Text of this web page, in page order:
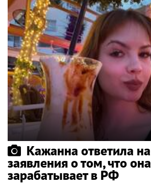
Кажанна ответила на
заявления о том, что она
зарабатывает в РФ